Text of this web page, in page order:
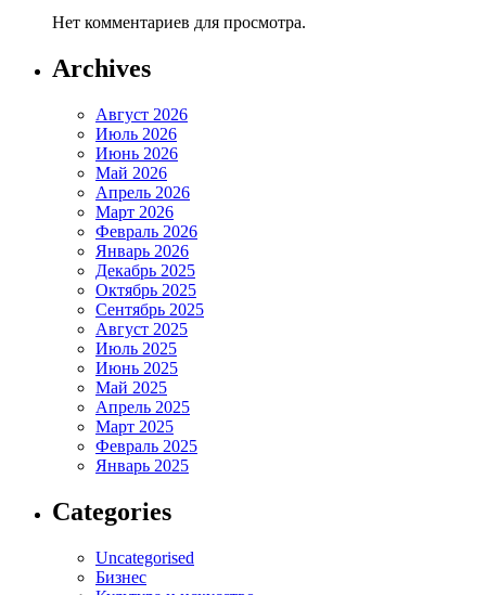
Нет комментариев для просмотра.
Archives
Август 2026
Июль 2026
Июнь 2026
Май 2026
Апрель 2026
Март 2026
Февраль 2026
Январь 2026
Декабрь 2025
Октябрь 2025
Сентябрь 2025
Август 2025
Июль 2025
Июнь 2025
Май 2025
Апрель 2025
Март 2025
Февраль 2025
Январь 2025
Categories
Uncategorised
Бизнес